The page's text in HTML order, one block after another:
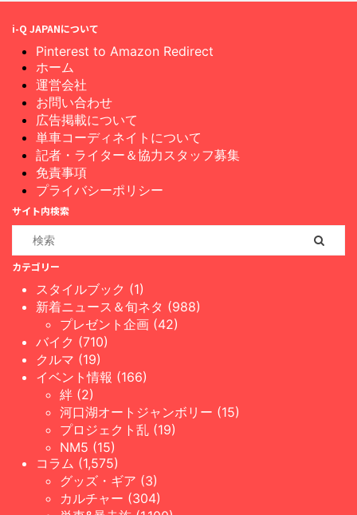
i-Q JAPANについて
Pinterest to Amazon Redirect
ホーム
運営会社
お問い合わせ
広告掲載について
単車コーディネイトについて
記者・ライター＆協力スタッフ募集
免責事項
プライバシーポリシー
サイト内検索
カテゴリー
スタイルブック (1)
新着ニュース＆旬ネタ (988)
プレゼント企画 (42)
バイク (710)
クルマ (19)
イベント情報 (166)
絆 (2)
河口湖オートジャンボリー (15)
プロジェクト乱 (19)
NM5 (15)
コラム (1,575)
グッズ・ギア (3)
カルチャー (304)